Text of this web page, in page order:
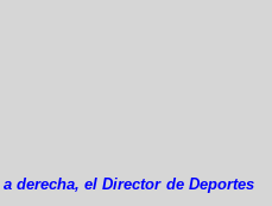
derecha, el Director de Deportes